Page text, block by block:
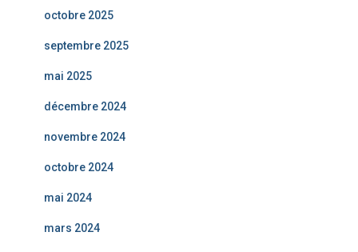
octobre 2025
septembre 2025
mai 2025
décembre 2024
novembre 2024
octobre 2024
mai 2024
mars 2024